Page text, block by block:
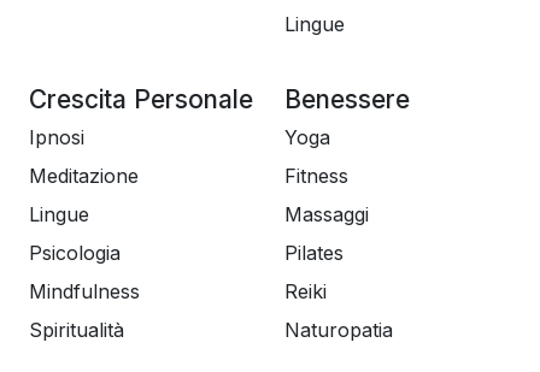
Lingue
Crescita Personale
Ipnosi
Meditazione
Lingue
Psicologia
Mindfulness
Spiritualità
Benessere
Yoga
Fitness
Massaggi
Pilates
Reiki
Naturopatia